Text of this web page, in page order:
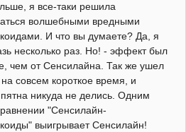
я все-таки решила
волшебными вредными
И что вы думаете? Да, я
несколько раз. Но! - эффект был
чем от Сенсилайна. Так же ушел
на совсем короткое время, и
пятна никуда не делись. Одним
"Сенсилайн-
выигрывает Сенсилайн!